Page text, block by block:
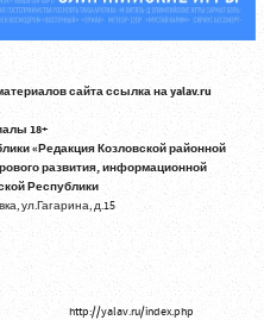
сайта ссылка на yalav.ru
18+
«Редакция Козловской районной
развития, информационной
Республики
ул.Гагарина, д.15
http://yalav.ru/index.php